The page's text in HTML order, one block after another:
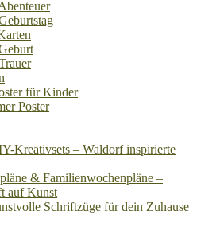
für Kinder
Poster
Kreativsets – Waldorf inspirierte
& Familienwochenpläne –
auf Kunst
Schriftzüge für dein Zuhause